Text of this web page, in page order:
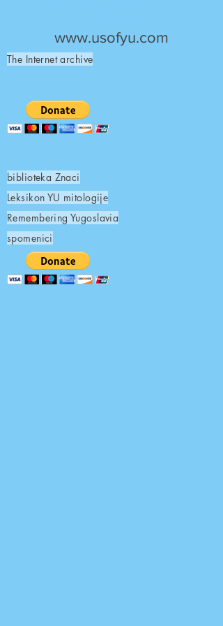
www.usofyu.com
The Internet archive
biblioteka Znaci
Leksikon YU mitologije
Remembering Yugoslavia
spomenici